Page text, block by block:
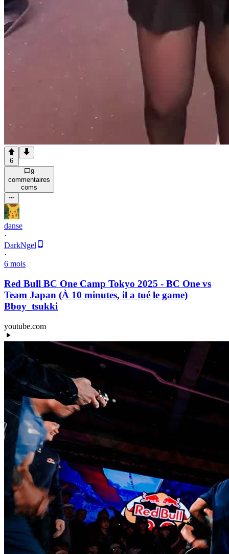
6
9
commentaires
coms
danse
·
DarkNgel
·
6 mois
Red Bull BC One Camp Tokyo 2025 - BC One vs
Team Japan (À 10 minutes, il a tué le game)
Bboy_tsukki
youtube.com